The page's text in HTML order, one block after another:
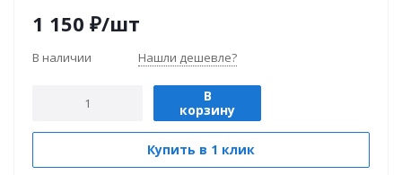
1 150 ₽/шт
В наличии Нашли дешевле?
В
корзину
Купить в 1 клик